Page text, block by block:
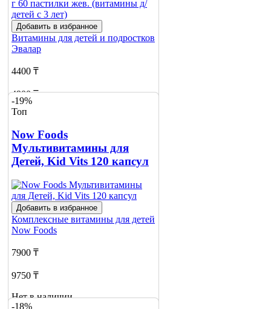
Добавить в избранное
Витамины для детей и подростков
Эвалар
4400 ₸
4900 ₸
Нет в наличии
Сообщить
о наличии
-19%
Топ
Now Foods
Мультивитамины для
Детей, Kid Vits 120 капсул
Добавить в избранное
Комплексные витамины для детей
Now Foods
7900 ₸
9750 ₸
Нет в наличии
-18%